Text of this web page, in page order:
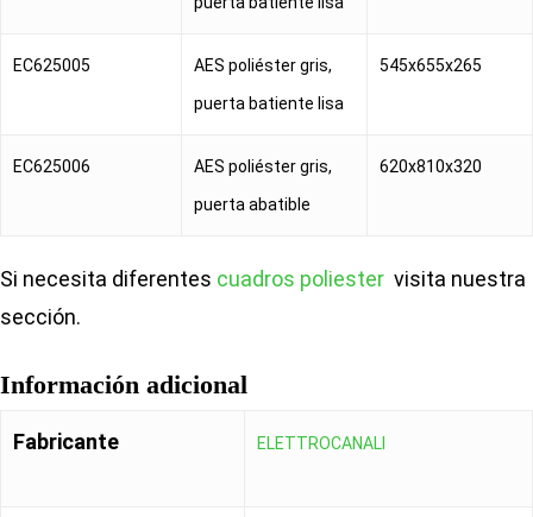
EC625005
AES poliéster gris,
puerta batiente lisa
545x655x265
EC625006
AES poliéster gris,
puerta abatible
620x810x320
Si necesita diferentes cuadros poliester visita nuestra
sección.
Información adicional
Fabricante ELETTROCANALI